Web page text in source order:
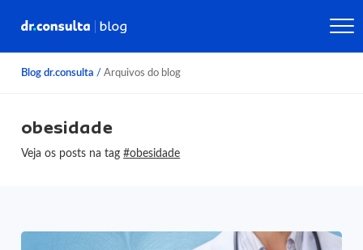
Blog dr.consulta / Arquivos do blog
obesidade
Veja os posts na tag#obesidade